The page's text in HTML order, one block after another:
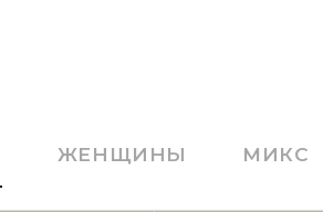
ЖЕНЩИНЫ МИКС